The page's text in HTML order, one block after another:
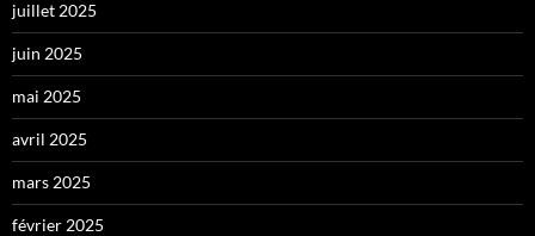
juillet 2025
juin 2025
mai 2025
avril 2025
mars 2025
février 2025